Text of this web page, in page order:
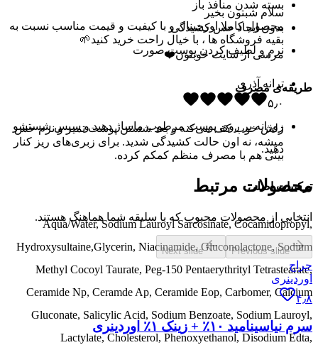
بسته شدن منافذ باز
بدون ایجاد حس کشیدگی
نرم و لطیف کردن پوست صورت
طریقه‌ی مصرف
روزانه بر روی پوست مرطوب ماساژ دهید و سپس شستشو
دهید.
ترکیبات اصلی
Aqua/Water, Sodium Lauroyl Sarcosinate, Cocamidopropyl,
Hydroxysultaine,Glycerin, Niacinamide, Gluconolactone, Sodium
Methyl Cocoyl Taurate, Peg-150 Pentaerythrityl Tetrastearate,
Ceramide Np, Ceramde Ap, Ceramide Eop, Carbomer, Calcium
Gluconate, Salicylic Acid, Sodium Benzoate, Sodium Lauroyl,
Lactylate, Cholesterol, Phenoxyethanol, Disodium Edta,
سلام شبتون بخیر
محصول کاملا اورجینال و با کیفیت و قیمت مناسب نسبت به
بقیه فروشگاه ها ، با خیال راحت خرید کنید🌱
مرسی از سایت خوبتون❤️
ترانه آذری
۵٫۰
ژلش خوب کف می‌کنه و بعد شستن پوست تمیز و نرم حس
میشه، نه اون حالت کشیدگی شدید. برای زبری‌های ریز کنار
بینی هم با مصرف منظم کمکم کرده.
محصولات مرتبط
انتخابی از محصولات محبوب که با سلیقه شما هماهنگ هستند.
Previous slide
Next slide
حراج
اوردینری
۴٫۸
سرم نیاسینامید ۱۰٪ + زینک ۱٪ اوردینری